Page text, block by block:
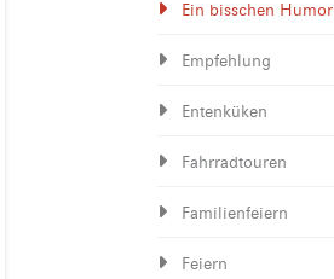
Ein bisschen Humor
Empfehlung
Entenküken
Fahrradtouren
Familienfeiern
Feiern